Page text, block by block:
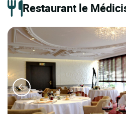
Restaurant le